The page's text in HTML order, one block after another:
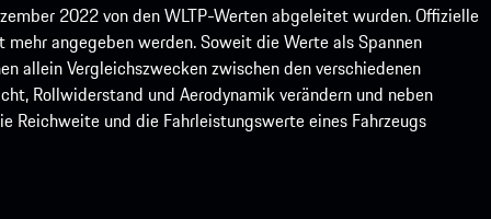
2022 von den WLTP-Werten abgeleitet wurden. Offizielle
angegeben werden. Soweit die Werte als Spannen
allein Vergleichszwecken zwischen den verschiedenen
Rollwiderstand und Aerodynamik verändern und neben
Reichweite und die Fahrleistungswerte eines Fahrzeugs